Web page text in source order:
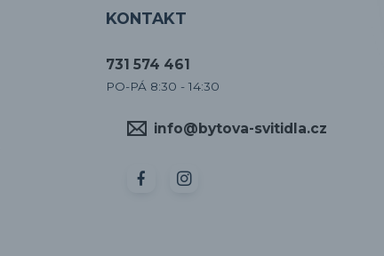
KONTAKT
731 574 461
PO-PÁ 8:30 - 14:30
info@bytova-svitidla.cz